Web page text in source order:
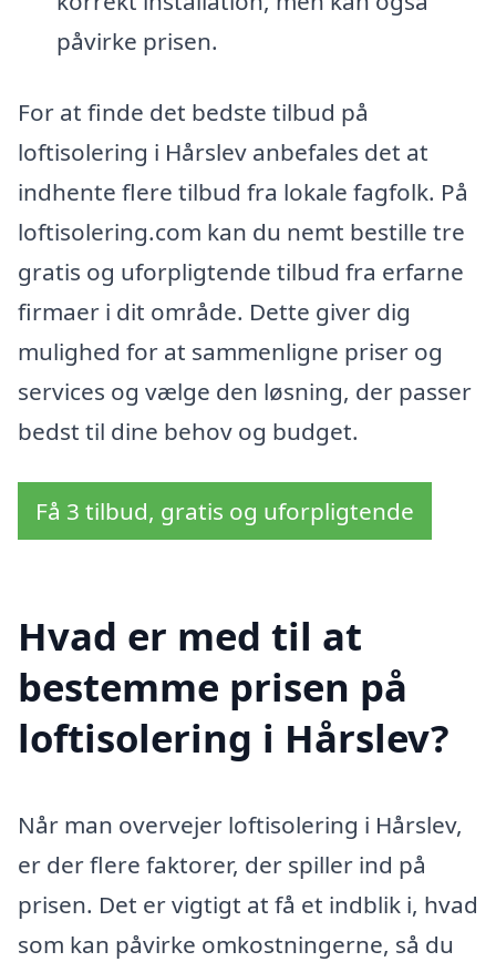
påvirke prisen.
For at finde det bedste tilbud på
loftisolering i Hårslev anbefales det at
indhente flere tilbud fra lokale fagfolk. På
loftisolering.com kan du nemt bestille tre
gratis og uforpligtende tilbud fra erfarne
firmaer i dit område. Dette giver dig
mulighed for at sammenligne priser og
services og vælge den løsning, der passer
bedst til dine behov og budget.
Få 3 tilbud, gratis og uforpligtende
Hvad er med til at
bestemme prisen på
loftisolering i Hårslev?
Når man overvejer loftisolering i Hårslev,
er der flere faktorer, der spiller ind på
prisen. Det er vigtigt at få et indblik i, hvad
som kan påvirke omkostningerne, så du